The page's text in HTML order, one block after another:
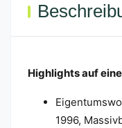
Highlights auf
1996,